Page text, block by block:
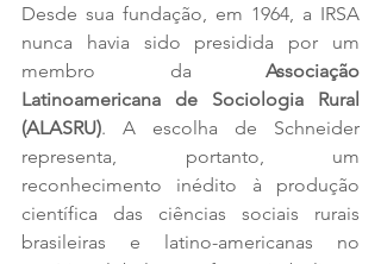
Desde sua fundação, em 1964, a IRSA
nunca havia sido presidida por um
membro da Associação
Latinoamericana de Sociologia Rural
(ALASRU). A escolha de Schneider
representa, portanto, um
reconhecimento inédito à produção
científica das ciências sociais rurais
brasileiras e latino-americanas no